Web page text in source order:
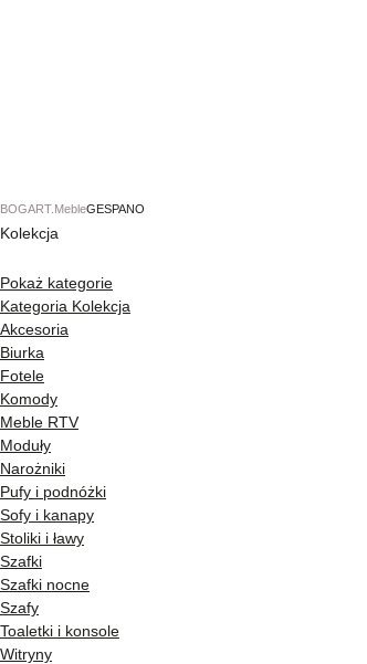
BOGART. MebleGESPANO
Kolekcja
Pokaż kategorie
Kategoria Kolekcja
Akcesoria
Biurka
Fotele
Komody
Meble RTV
Moduły
Narożniki
Pufy i podnóżki
Sofy i kanapy
Stoliki i ławy
Szafki
Szafki nocne
Szafy
Toaletki i konsole
Witryny